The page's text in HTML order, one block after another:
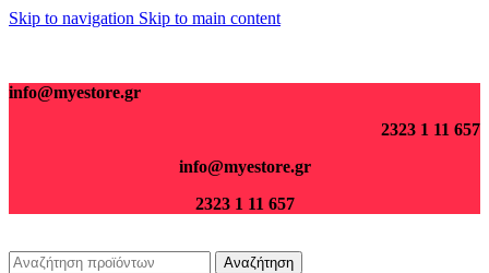
Skip to navigation Skip to main content
info@myestore.gr
2323 1 11 657
info@myestore.gr
2323 1 11 657
Αναζήτηση